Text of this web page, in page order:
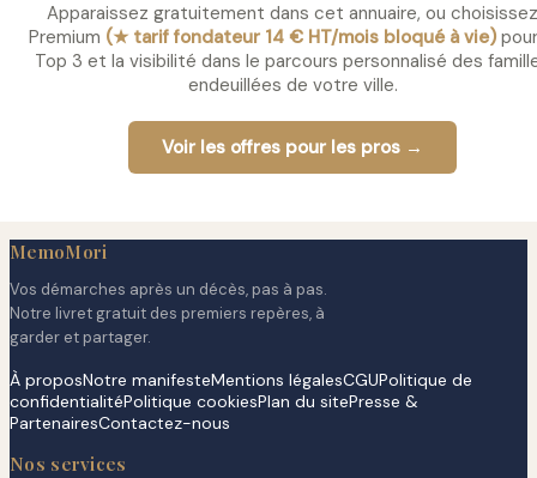
Apparaissez gratuitement dans cet annuaire, ou choisissez
Premium (★ tarif fondateur 14 € HT/mois bloqué à vie)
Top 3 et la visibilité dans le parcours personnalisé des
endeuillées de votre ville.
Voir les offres pour les pros →
MemoMori
Vos démarches après un décès, pas à pas.
Notre livret gratuit des premiers repères, à
garder et partager.
À proposNotre manifesteMentions légalesCGUPolitique de
confidentialitéPolitique cookiesPlan du sitePresse &
PartenairesContactez-nous
Nos services